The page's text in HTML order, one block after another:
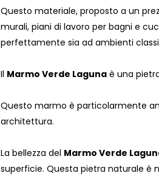
Questo materiale, proposto a un
murali, piani di lavoro per bagni e
perfettamente sia ad ambienti
Il Marmo Verde Laguna è una
Questo marmo è particolarmente
architettura.
La bellezza del Marmo Verde
superficie. Questa pietra naturale è